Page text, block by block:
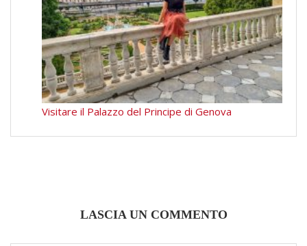
Visitare il Palazzo del Principe di Genova
LASCIA UN COMMENTO